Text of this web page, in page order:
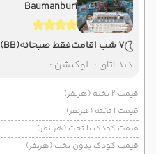
Baumanburi
7 شب اقامت فقط صبحانه(BB)
دید اتاق :-لوکیشن :-
قیمت 2 تخته (هرنفر)
قیمت 1 تخته (هرنفر)
قیمت کودک با تخت (هر نفر)
قیمت کودک بدون تخت (هرنفر)